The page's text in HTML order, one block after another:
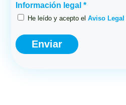
Información legal *
He leído y acepto elAviso Legal